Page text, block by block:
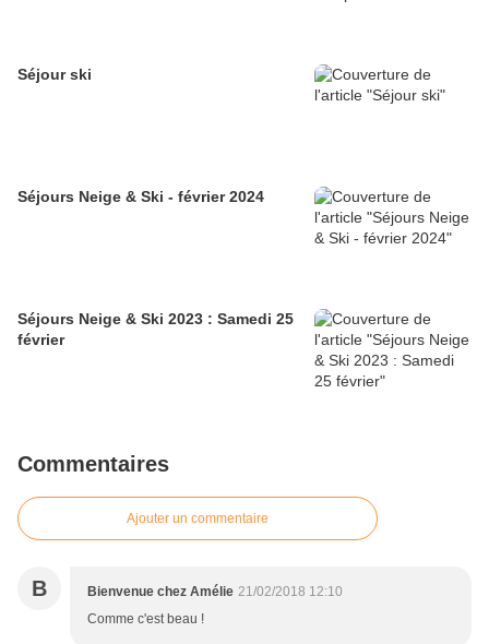
Séjour ski
Séjours Neige & Ski - février 2024
Séjours Neige & Ski 2023 : Samedi 25
février
Commentaires
Ajouter un commentaire
B Bienvenue chez Amélie 21/02/2018 12:10
Comme c'est beau !